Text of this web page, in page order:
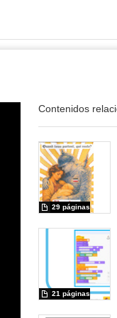
Contenidos
29 páginas
21 páginas